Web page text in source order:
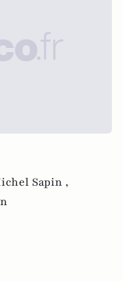
Sapin ,